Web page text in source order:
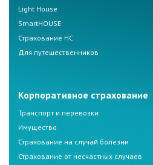
Light House
SmartHOUSE
Страхование НС
Для путешественников
Корпоративное страхование
Транспорт и перевозки
Имущество
Страхование на случай болезни
Страхование от несчастных случаев